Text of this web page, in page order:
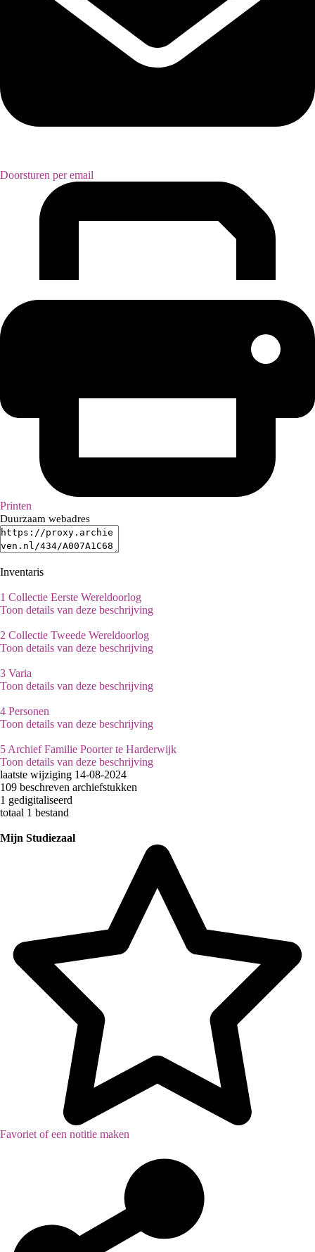
Doorsturen per email
Printen
Duurzaam webadres
Inventaris
1 Collectie Eerste Wereldoorlog
Toon details van deze beschrijving
2 Collectie Tweede Wereldoorlog
Toon details van deze beschrijving
3 Varia
Toon details van deze beschrijving
4 Personen
Toon details van deze beschrijving
5 Archief Familie Poorter te Harderwijk
Toon details van deze beschrijving
laatste wijziging 14-08-2024
109 beschreven archiefstukken
1 gedigitaliseerd
totaal 1 bestand
Mijn Studiezaal
Favoriet of een notitie maken